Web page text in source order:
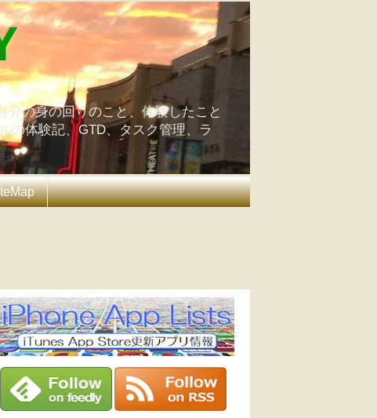
の身の回りのこと、体験したこと
の体験記、GTD、タスク管理、ラ